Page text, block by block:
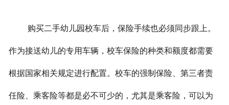
购买二手幼儿园校车后，保险手续也必须同步跟上。
作为接送幼儿的专用车辆，校车保险的种类和额度都需要
根据国家相关规定进行配置。校车的强制保险、第三者责
任险、乘客险等都是必不可少的，尤其是乘客险，可以为